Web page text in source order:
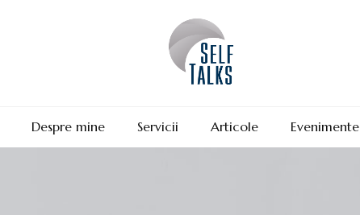
Despre mine Servicii Articole Evenimente